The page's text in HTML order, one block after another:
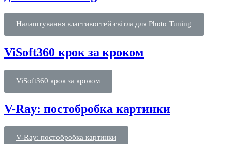
Налаштування властивостей світла для Photo Tuning
ViSoft360 крок за кроком
ViSoft360 крок за кроком
V-Ray: постобробка картинки
V-Ray: постобробка картинки